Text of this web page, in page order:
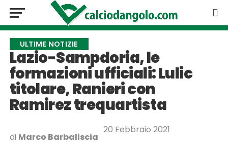
ULTIME NOTIZIE
Lazio-Sampdoria, le
formazioni ufficiali: Lulic
titolare, Ranieri con
Ramirez trequartista
di Marco Barbaliscia
20 Febbraio 2021